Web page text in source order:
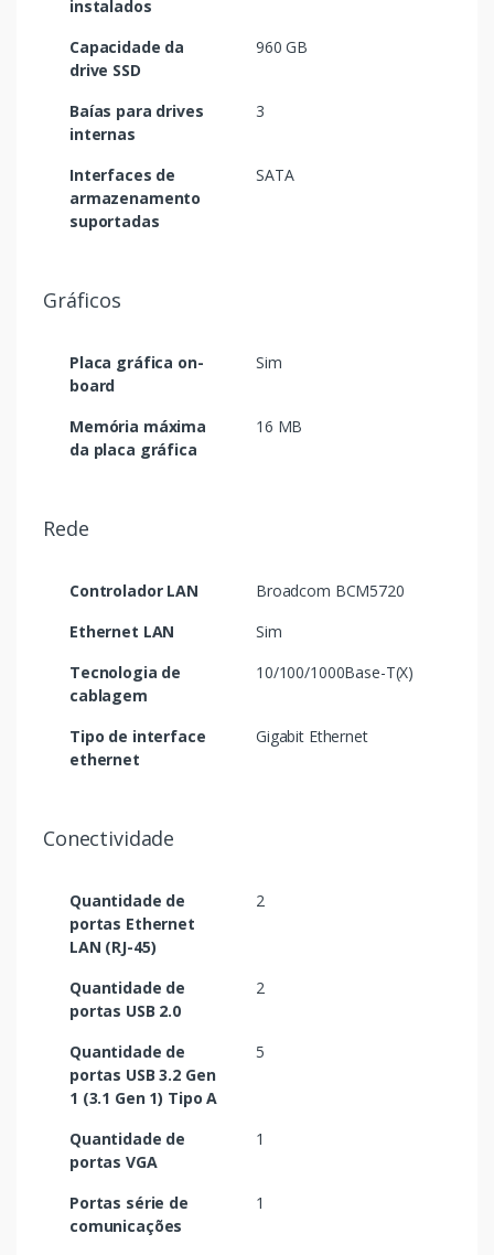
instalados
Capacidade da
drive SSD
960 GB
Baías para drives
internas
3
Interfaces de
armazenamento
suportadas
SATA
Gráficos
Placa gráfica on-
board
Sim
Memória máxima
da placa gráfica
16 MB
Rede
Controlador LAN
Broadcom BCM5720
Ethernet LAN
Sim
Tecnologia de
cablagem
10/100/1000Base-T(X)
Tipo de interface
ethernet
Gigabit Ethernet
Conectividade
Quantidade de
portas Ethernet
LAN (RJ-45)
2
Quantidade de
portas USB 2.0
2
Quantidade de
portas USB 3.2 Gen
1 (3.1 Gen 1) Tipo A
5
Quantidade de
portas VGA
1
Portas série de
comunicações
1